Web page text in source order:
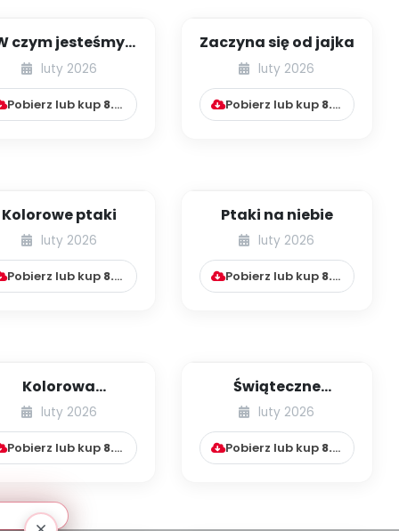
czym jesteśmy
wyjątkowi?
luty 2026
Pobierz lub kup 8.99 zł
Zaczyna się od jajka
luty 2026
Pobierz lub kup 8.99 zł
Kolorowe ptaki
luty 2026
Pobierz lub kup 8.99 zł
Ptaki na niebie
luty 2026
Pobierz lub kup 8.99 zł
Kolorowa
Wielkanoc
luty 2026
Pobierz lub kup 8.99 zł
Świąteczne
przysmaki
luty 2026
Pobierz lub kup 8.99 zł